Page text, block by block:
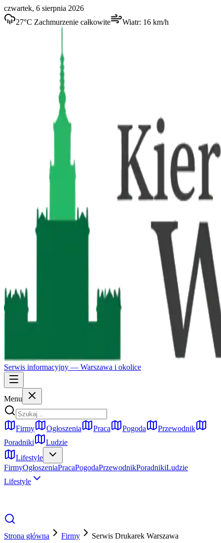
czwartek, 6 sierpnia 2026
27°C Zachmurzenie całkowite Wiatr: 16 km/h
Serwis informacyjny — Warszawa i okolice
Menu
Firmy Ogłoszenia Praca Pogoda
Przewodnik
Poradniki
Ludzie
Lifestyle
FirmyOgłoszeniaPracaPogodaPrzewodnikPoradnikiLudzie
Lifestyle
Strona główna Firmy Serwis Drukarek Warszawa